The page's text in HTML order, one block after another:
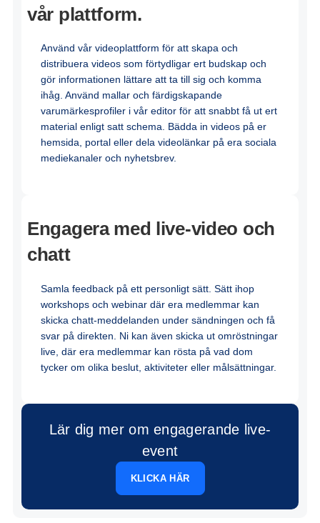
vår plattform.
Använd vår videoplattform för att skapa och
distribuera videos som förtydligar ert budskap och
gör informationen lättare att ta till sig och komma
ihåg. Använd mallar och färdigskapande
varumärkesprofiler i vår editor för att snabbt få ut ert
material enligt satt schema. Bädda in videos på er
hemsida, portal eller dela videolänkar på era sociala
mediekanaler och nyhetsbrev.
Engagera med live-video och
chatt
Samla feedback på ett personligt sätt. Sätt ihop
workshops och webinar där era medlemmar kan
skicka chatt-meddelanden under sändningen och få
svar på direkten. Ni kan även skicka ut omröstningar
live, där era medlemmar kan rösta på vad dom
tycker om olika beslut, aktiviteter eller målsättningar.
Lär dig mer om engagerande live-
event
KLICKA HÄR